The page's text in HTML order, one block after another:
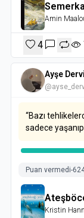
Amin
4
Ayşe
“Bazı
sadece
Puan vermedi-
Kristin